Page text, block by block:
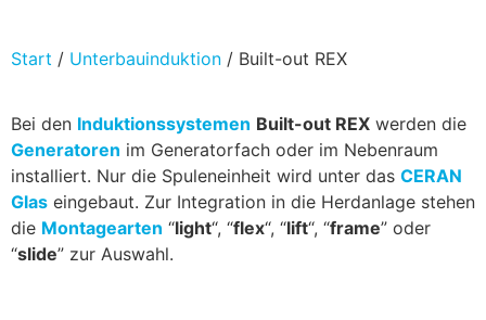
Start / Unterbauinduktion / Built-out REX
Bei den Induktionssystemen Built-out REX werden die
Generatoren im Generatorfach oder im Nebenraum
installiert. Nur die Spuleneinheit wird unter das CERAN
Glas eingebaut. Zur Integration in die Herdanlage stehen
die Montagearten “light“, “flex“, “lift“, “frame” oder
“slide” zur Auswahl.